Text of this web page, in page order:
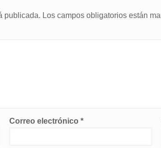
publicada. Los campos obligatorios están
Correo electrónico*